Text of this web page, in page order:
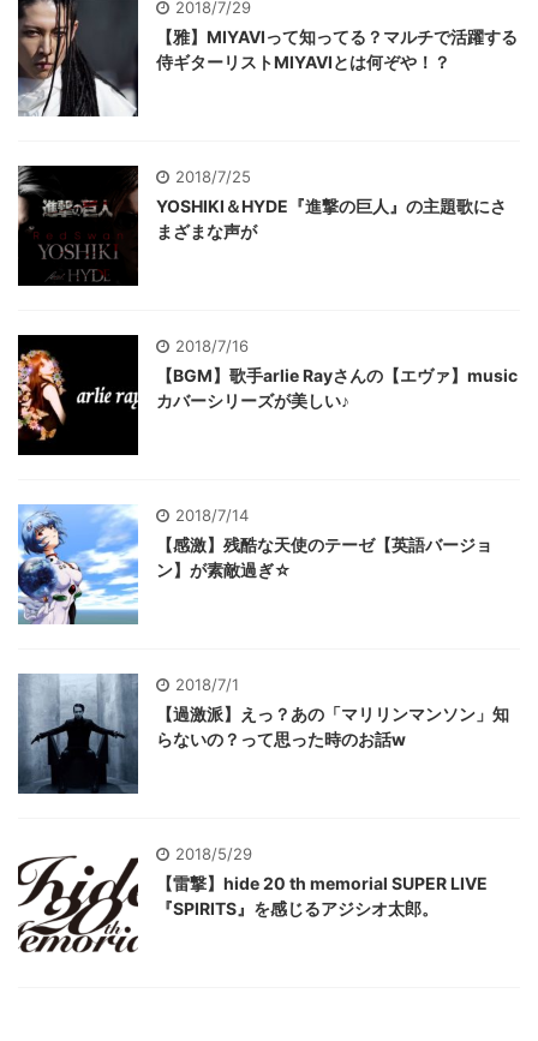
2018/7/29
【雅】MIYAVIって知ってる？マルチで活躍する
侍ギターリストMIYAVIとは何ぞや！？
2018/7/25
YOSHIKI＆HYDE『進撃の巨人』の主題歌にさ
まざまな声が
2018/7/16
【BGM】歌手arlie Rayさんの【エヴァ】music
カバーシリーズが美しい♪
2018/7/14
【感激】残酷な天使のテーゼ【英語バージョ
ン】が素敵過ぎ☆
2018/7/1
【過激派】えっ？あの「マリリンマンソン」知
らないの？って思った時のお話w
2018/5/29
【雷撃】hide 20 th memorial SUPER LIVE
『SPIRITS』を感じるアジシオ太郎。